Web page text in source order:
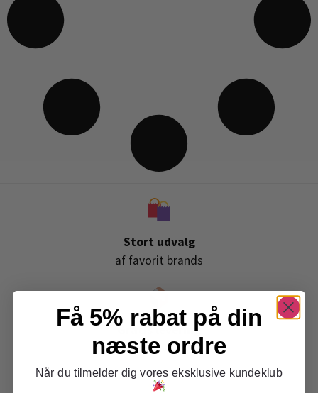
Stort udvalg
af favorit brands
Gratis levering
ved køb over 399,-
Få 5% rabat på din
næste ordre
Når du tilmelder dig vores eksklusive kundeklub